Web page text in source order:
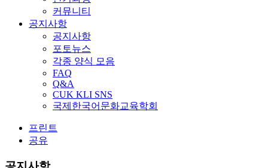
커뮤니티
공지사항
공지사항
포토뉴스
각종 양식 모음
FAQ
Q&A
CUK KLI SNS
국제한국어문화교육학회
프린트
공유